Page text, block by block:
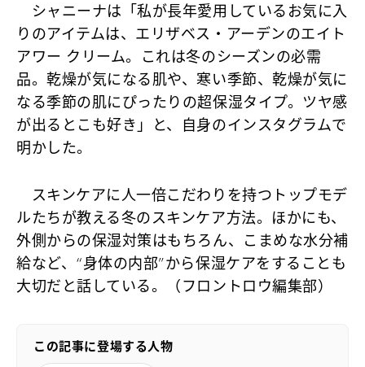
シャニーナは「私が長年愛用しているお気に入
りのアイテムは、エリザベス・アーデンのエイト
アワー クリーム。これは冬のシーズンの必需
品。乾燥が気になる肌や、寒い季節、乾燥が気に
なる季節の肌にぴったりの超保湿タイプ。ツヤ感
が出るとこも好き」と、自身のインスタグラムで
明かした。
スキンケアに人一倍こだわりを持つトップモデ
ルたちが教える冬のスキンケア方法。ほかにも、
外側からの保湿対策はもちろん、こまめな水分補
給など、“身体の内部”から保湿ケアをすることも
大切だと話している。（フロントロウ編集部）
この記事に登場する人物